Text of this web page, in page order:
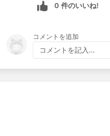
0 件のいいね!
コメントを追加
コメントを記入...